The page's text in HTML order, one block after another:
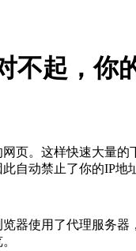
不起，你
页。这样快速大量
自动禁止了你的IP
器使用了代理服务